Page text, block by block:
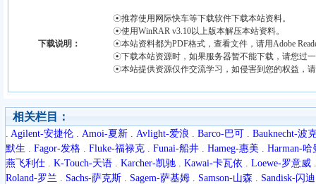
下载说明：
☉推荐使用网际快车等下载软件下载本站资料。
☉使用WinRAR v3.10以上版本解压本站资料。
☉本站资料都为PDF格式，查看文件，请用Adobe
☉下载本站资源时，如果服务器暂不能下载，请您过
☉本站提供资源仅作交流学习，如侵害到您的权益，
相关栏目：
. Agilent-安捷伦 . Amoi-夏新 . Avlight-爱浪 . Barco-巴可 . Bauknecht-波
默生 . Fagor-发格 . Fluke-福禄克 . Funai-船井 . Hameg-惠美 . Harman-哈
燕飞利仕 . K-Touch-天语 . Karcher-凯驰 . Kawai-卡瓦依 . Loewe-罗意威
Roland-罗兰 . Sachs-萨克斯 . Sagem-萨基姆 . Samson-山森 . Sandisk-闪迪